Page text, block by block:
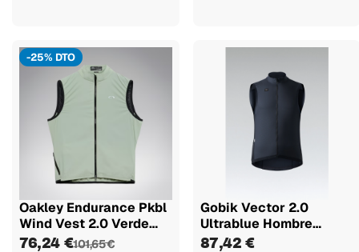
-25% DTO
Oakley Endurance Pkbl
Wind Vest 2.0 Verde
Colete
76,24 €101,65 €
Gobik Vector 2.0
Ultrablue Hombre
Chaleco
87,42 €